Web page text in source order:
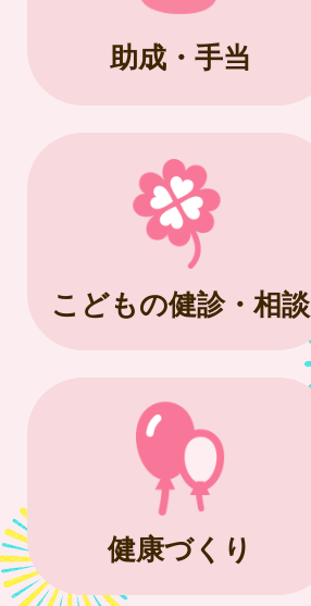
助成・手当
こどもの健診・相談
健康づくり